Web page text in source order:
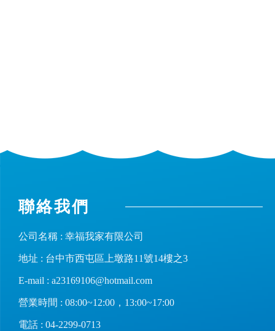
聯絡我們
公司名稱 : 幸福我家有限公司
地址 : 台中市西屯區上墩路11號14樓之3
E-mail : a23169106@hotmail.com
營業時間 : 08:00~12:00，13:00~17:00
電話 : 04-2299-0713